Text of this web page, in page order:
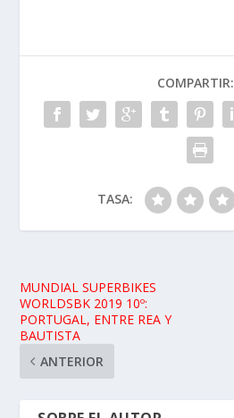
COMPARTIR:
TASA:
MUNDIAL SUPERBIKES
WORLDSBK 2019 10º:
PORTUGAL, ENTRE REA Y
BAUTISTA
ANTERIOR